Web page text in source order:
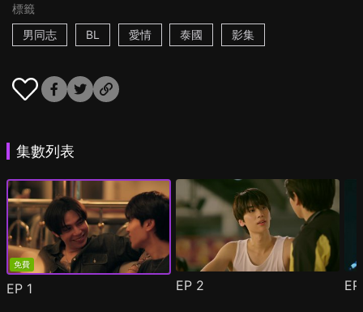
標籤
男同志
BL 愛情 泰國 影集
集數列表
免費
EP 1 EP 2